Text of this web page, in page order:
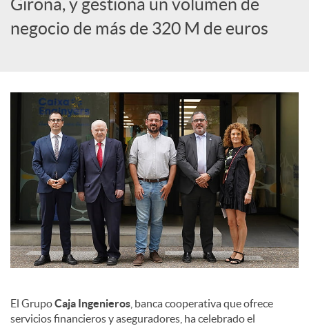
c
e
s
Girona, y gestiona un volumen de
negocio de más de 320 M de euros
El GrupoCaja Ingenieros , banca cooperativa que ofrece
servicios financieros y aseguradores, ha celebrado el